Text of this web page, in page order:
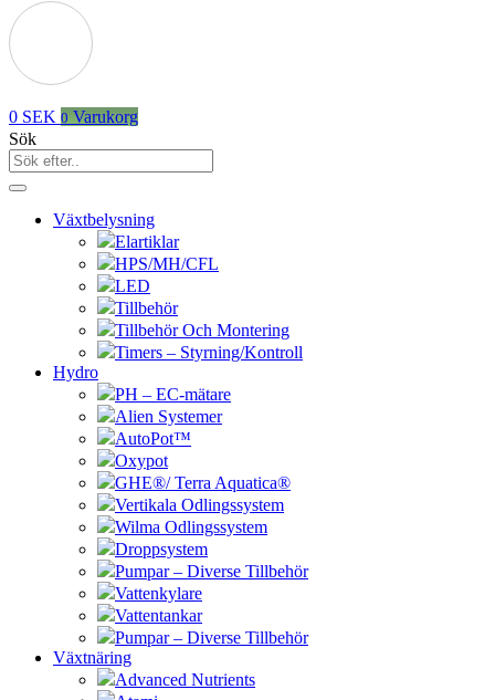
0 SEK 0 Varukorg
Sök
Växtbelysning
Elartiklar
HPS/MH/CFL
LED
Tillbehör
Tillbehör Och Montering
Timers – Styrning/Kontroll
Hydro
PH – EC-mätare
Alien Systemer
AutoPot™
Oxypot
GHE®/ Terra Aquatica®
Vertikala Odlingssystem
Wilma Odlingssystem
Droppsystem
Pumpar – Diverse Tillbehör
Vattenkylare
Vattentankar
Pumpar – Diverse Tillbehör
Växtnäring
Advanced Nutrients